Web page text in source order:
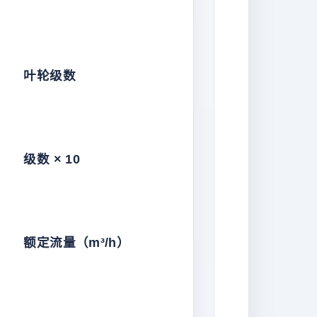
叶轮级数
级数 × 10
额定流量（m³/h）